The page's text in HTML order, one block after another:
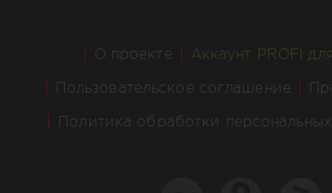
О проекте Аккаунт PROFI
Пользовательское соглашение
Политика обработки